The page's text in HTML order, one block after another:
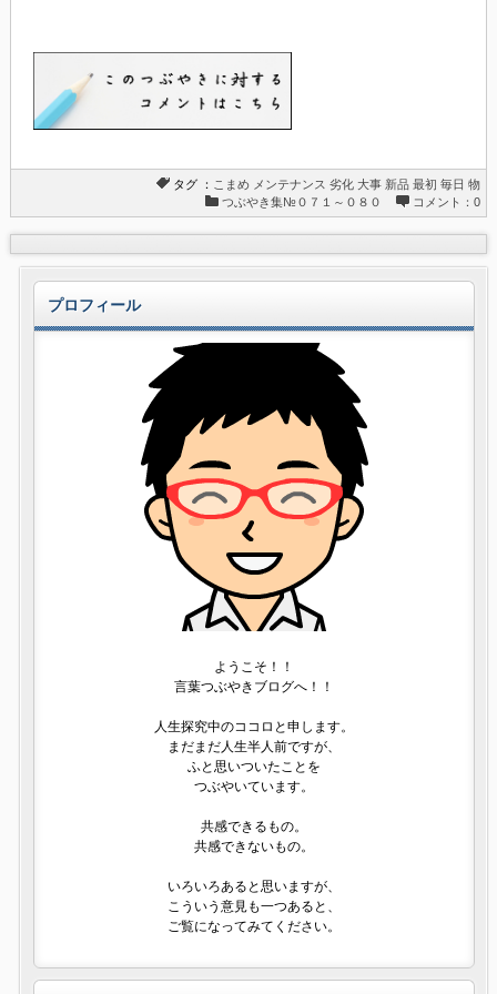
タグ ： こまめ メンテナンス 劣化 大事 新品 最初 毎日 物
つぶやき集№０７１～０８０
コメント：0
プロフィール
ようこそ！！
言葉つぶやきブログへ！！
人生探究中のココロと申します。
まだまだ人生半人前ですが、
ふと思いついたことを
つぶやいています。
共感できるもの。
共感できないもの。
いろいろあると思いますが、
こういう意見も一つあると、
ご覧になってみてください。